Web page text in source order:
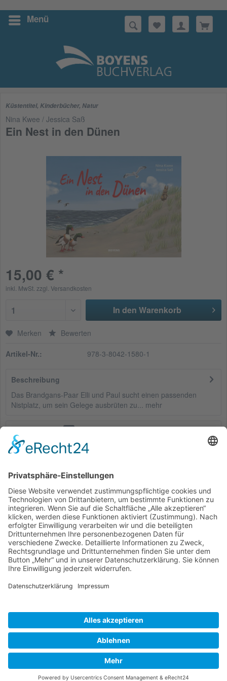
Menü
Suchen
Küstentitel, Kinderbücher, Natur
Nina Kwee / Jessica Saß
Ein Nest in den Dünen
15,00 € *
inkl. MwSt. zzgl. Versandkosten
1 In den Warenkorb
Merken Bewerten
Artikel-Nr.: 978-3-8042-1580-1
Beschreibung
Das Brandgans-Paar Elli und Paul sucht einen passenden
Nistplatz, um sein Gelege ausbrüten zu... mehr
Bewertungen lesen, schreiben und diskutieren...
Service Hotline
Shop Service
Informationen
* Alle Preise inkl. gesetzl. Mehrwertsteuer zzgl.Versandkostenund ggf.
Nachnahmegebühren, wenn nicht anders beschrieben
Bestellung Downloads
Widerrufsbelehrung Datenschutz
Impressum
Realisiert mit Shopware